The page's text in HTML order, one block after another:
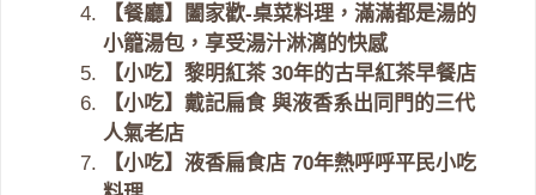
【餐廳】闔家歡-桌菜料理，滿滿都是湯的
小籠湯包，享受湯汁淋漓的快感
【小吃】黎明紅茶 30年的古早紅茶早餐店
【小吃】戴記扁食 與液香系出同門的三代
人氣老店
【小吃】液香扁食店 70年熱呼呼平民小吃